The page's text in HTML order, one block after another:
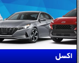
اکسل